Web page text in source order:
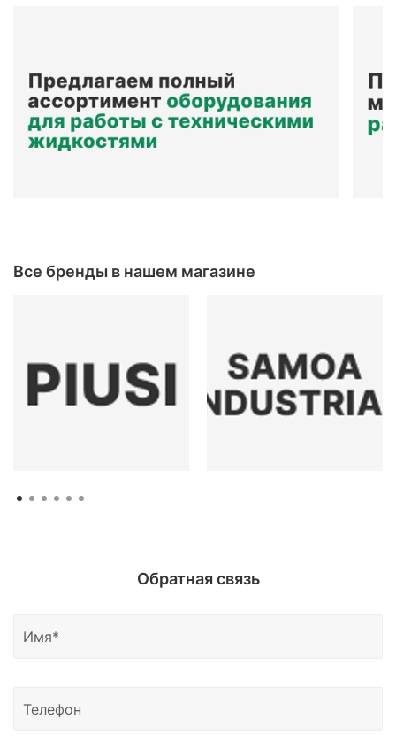
Все бренды в нашем магазине
Обратная связь